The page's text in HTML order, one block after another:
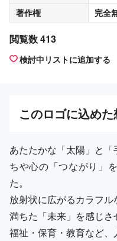
著作権
完全
閲覧数 413
検討中リストに追加する
このロゴに込めた
あたたかな「太陽」と
ちや心の「つながり」
た。
放射状に広がるカラフ
満ちた「未来」を感じさ
福祉・保育・教育など